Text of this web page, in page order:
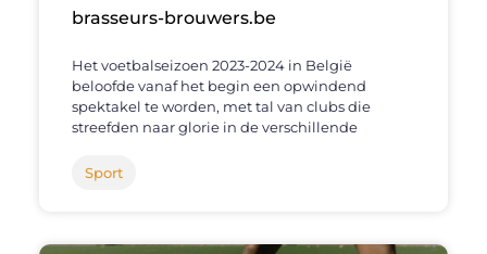
brasseurs-brouwers.be
Het voetbalseizoen 2023-2024 in België
beloofde vanaf het begin een opwindend
spektakel te worden, met tal van clubs die
streefden naar glorie in de verschillende
Sport